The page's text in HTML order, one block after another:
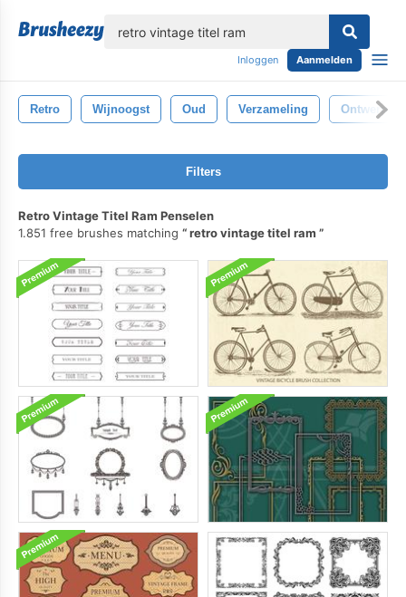
Inloggen Aanmelden
Retro Wijnoogst Oud Verzameling Ontwerp
Filters
Retro Vintage Titel Ram Penselen
1.851 free brushes matching
retro vintage titel ram